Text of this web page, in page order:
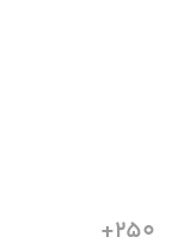
250+